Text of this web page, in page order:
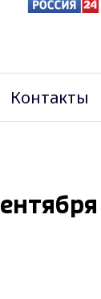
Контакты